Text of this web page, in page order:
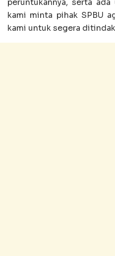
peruntukannya, serta ada
kami minta pihak SPBU
kami untuk segera